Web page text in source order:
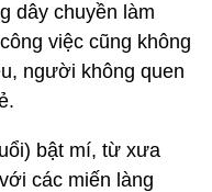
dây chuyền làm
việc cũng không
người không quen
bật mí, từ xưa
các miến làng